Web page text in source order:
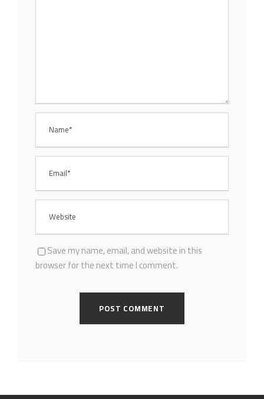
Save my name, email, and website in this
browser for the next time I comment.